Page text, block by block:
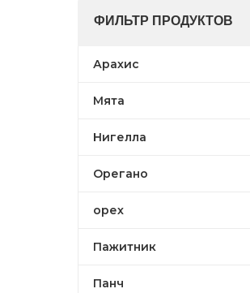
ФИЛЬТР ПРОДУКТОВ
Арахис
Мята
Нигелла
Орегано
орех
Пажитник
Панч